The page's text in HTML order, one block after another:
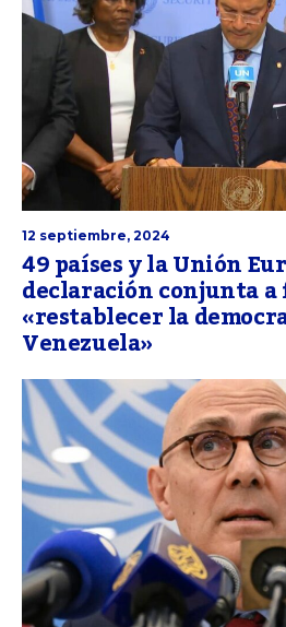
12 septiembre, 2024
49 países y la Unión
declaración conjunta a
«restablecer la
Venezuela»